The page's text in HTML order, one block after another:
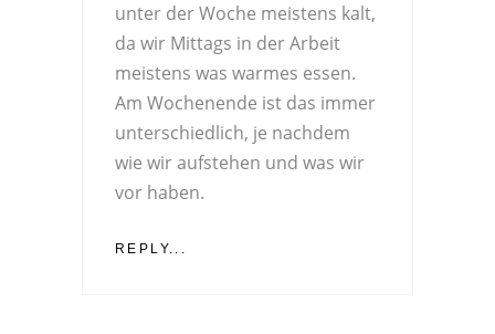
unter der Woche meistens kalt,
da wir Mittags in der Arbeit
meistens was warmes essen.
Am Wochenende ist das immer
unterschiedlich, je nachdem
wie wir aufstehen und was wir
vor haben.
REPLY...